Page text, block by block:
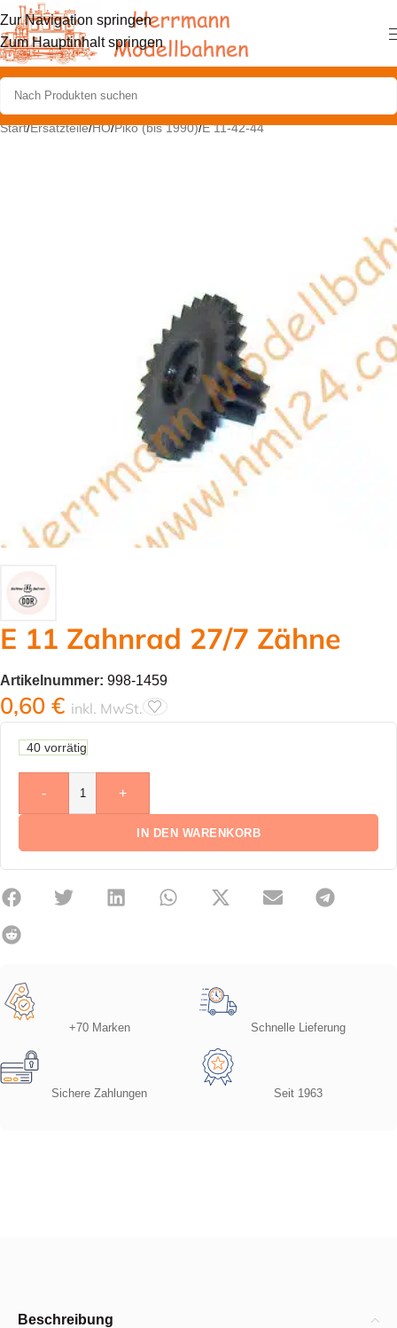
Zur Navigation springen
Zum Hauptinhalt springen
Start/Ersatzteile/HO/Piko (bis 1990)/E 11-42-44
E 11 Zahnrad 27/7 Zähne
Artikelnummer: 998-1459
0,60 € inkl. MwSt.
40 vorrätig
- +
IN DEN WARENKORB
+70 Marken Schnelle Lieferung
Sichere Zahlungen Seit 1963
Beschreibung